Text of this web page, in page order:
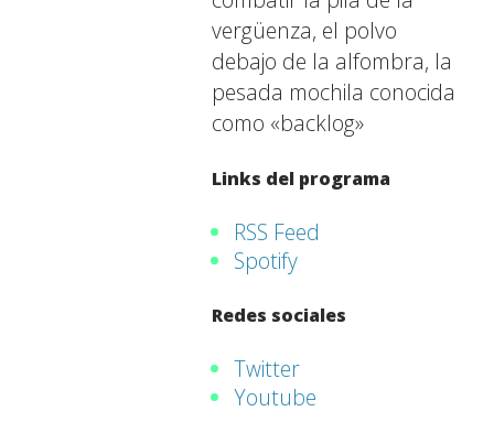
vergüenza, el polvo
debajo de la alfombra, la
pesada mochila conocida
como «backlog»
Links del programa
RSS Feed
Spotify
Redes sociales
Twitter
Youtube